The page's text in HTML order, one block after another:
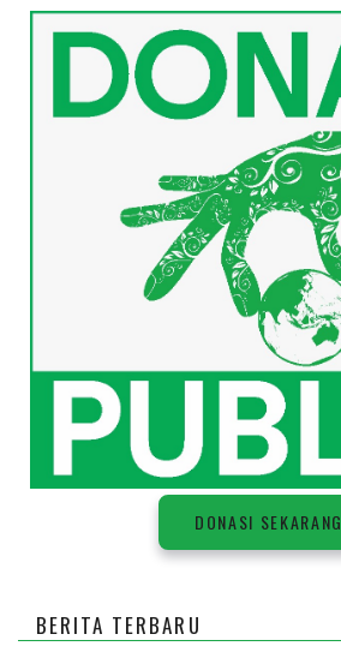
DONASI SEKARANG
BERITA TERBARU